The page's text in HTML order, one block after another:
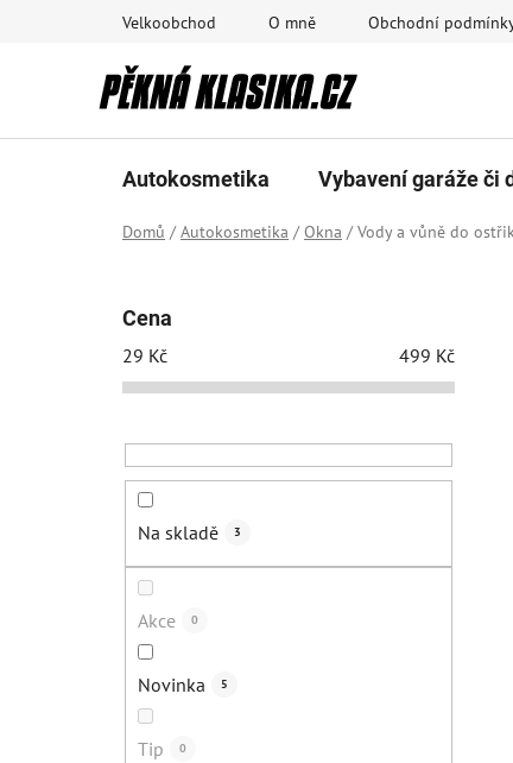
Velkoobchod O mně Obchodní
Autokosmetika Vybavení garáže či
Domů / Autokosmetika / Okna / Vody a vůně do
Cena
29 Kč 499 Kč
Na skladě 3
Akce 0
Novinka 5
Tip 0